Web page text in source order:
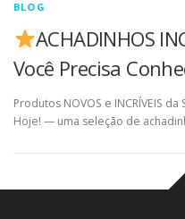
BLOG
ACHADINHOS
Você Precisa
Produtos NOVOS e INCRÍVEIS
Hoje! — uma seleção de